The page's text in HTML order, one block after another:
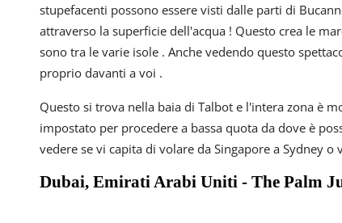
stupefacenti possono essere visti dalle parti di
attraverso la superficie dell'acqua ! Questo crea le
sono tra le varie isole . Anche vedendo questo
proprio davanti a voi .
Questo si trova nella baia di Talbot e l'intera zona è
impostato per procedere a bassa quota da dove è
vedere se vi capita di volare da Singapore a Sydney o
Dubai, Emirati Arabi Uniti - The Palm